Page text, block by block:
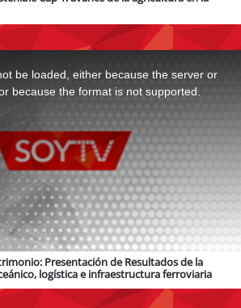
be loaded, either because the server or
because the format is not supported.
Presentación de Resultados de la
logística e infraestructura ferroviaria